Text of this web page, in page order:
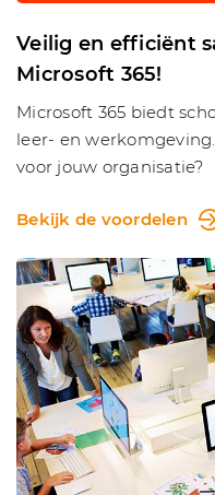
Veilig en efficiënt
Microsoft 365!
Microsoft 365 biedt
leer- en
voor jouw organisatie?
Bekijk de voordelen